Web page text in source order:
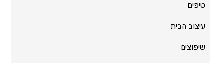
טיפים
עיצוב הבית
שיפוצים